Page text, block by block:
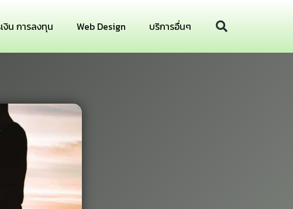
งิน การลงทุน Web Design บริการอื่นๆ